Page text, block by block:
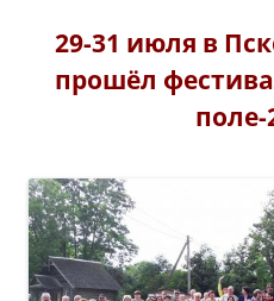
29-31 июля в
прошёл
поле-